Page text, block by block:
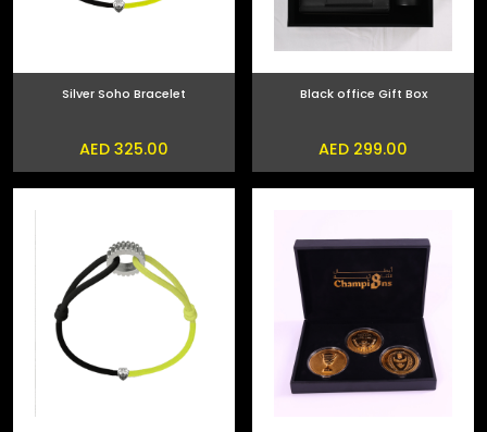
Black office Gift Box
AED 299.00
Silver Soho Bracelet
AED 325.00